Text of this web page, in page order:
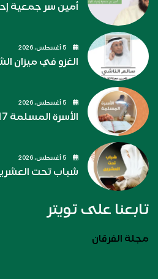
أمين سر جمعية
الغزو في ميزان
الأسرة المسلمة 1317
شباب تحت العشرين
تابعنا على تويتر
مجلة الفرقان